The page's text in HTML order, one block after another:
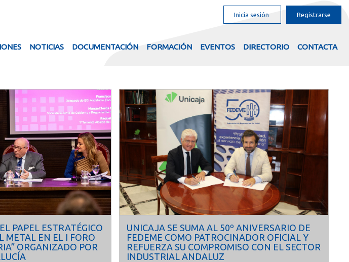
Inicia sesión Registrarse
NOTICIAS DOCUMENTACIÓN FORMACIÓN EVENTOS DIRECTORIO CONTACTA
PAPEL ESTRATÉGICO
METAL EN EL I FORO
ORGANIZADO POR
UNICAJA SE SUMA AL 50º ANIVERSARIO DE
FEDEME COMO PATROCINADOR OFICIAL Y
REFUERZA SU COMPROMISO CON EL SECTOR
INDUSTRIAL ANDALUZ